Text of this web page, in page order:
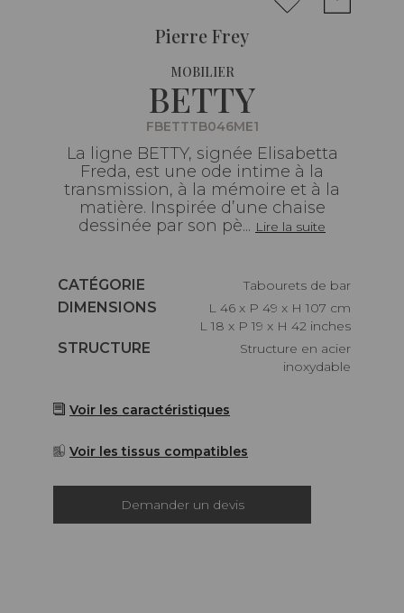
Pierre Frey
MOBILIER
BETTY
FBETTTB046ME1
La ligne BETTY, signée Elisabetta
Freda, est une ode intime à la
transmission, à la mémoire et à la
matière. Inspirée d’une chaise
dessinée par son pè... Lire la suite
Caractéristiques
CATÉGORIE
Tabourets de bar
Caractéristiques
DIMENSIONS
L 46 x P 49 x H 107 cm
L 18 x P 19 x H 42 inches
Caractéristiques
STRUCTURE
Structure en acier
inoxydable
Voir les caractéristiques
Voir les tissus compatibles
Demander un devis